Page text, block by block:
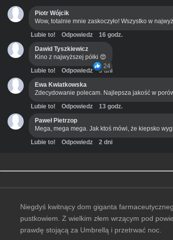
Piotr Wójcik
Wow, totalnie mnie zaskoczyło! Wszystko w
Lubie to! Odpowiedz
16 godz.
Dawid Tyszkiewicz
Kino z najwyższej półki 😍
24
Lubie to! Odpowiedz
3 dni
Ewa Kwiatkowska
Zdecydowanie polecam. Najlepsza jakość w
Lubie to! Odpowiedz
13 godz.
Paweł Pietrzop
Mega, mega mega. Jak ktoś mówi, że kiepsko
Lubie to! Odpowiedz 2 dni
Niegdyś kwitnący dom giganta
pustkowiem. Z wielkim złem wrzącym pod
prawdę stojącą za Umbrellą i przetrwać noc.